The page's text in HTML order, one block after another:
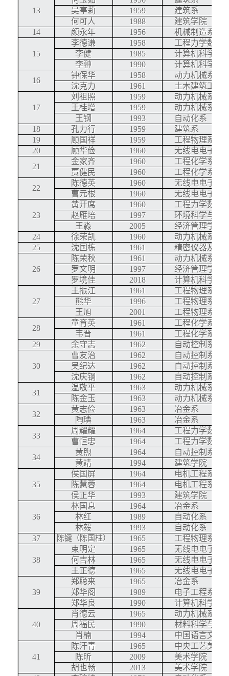
13
吴亭莉
1959
建筑系
何可人
1988
建筑学院
14
颜永年 1956 机械制造系
15
李德谦 1958
工程力学数学
李健
1985
计算机科学与
李翀
1990
计算机科学与
16
钟保华 1958
动力机械系
沈克力
1961 土木建筑工程
17
刘祖照 1959
动力机械系
王桂增
1959
动力机械系
王钢
1993
自动化系
18
孔力行 1959
建筑系
19
顾国祥 1959
工程物理系
20
顾华俭 1960
无线电电子学
21
金家齐 1960
工程化学系
贾健民
1960
工程化学系
22
陈德英 1960
无线电电子学
曹元根
1960 无线电电子学
23
黄开席 1960
工程力学数学
赵雁培
1997
环境科学与工
王淼
2005
经济管理学院
24
徐荣凯 1960
动力机械系
25
沈国栋 1961 精密仪器及机
26
陈荣秋 1961
动力机械系
罗文明
1997
经济管理学院
罗境佳
2018 计算机科学与
27
王振江 1961
工程物理系
熊华
1996
工程物理系
王旭
2001
工程物理系
28
童育英 1961
工程化学系
韦晋
1961
工程化学系
29
余守志 1962 自动控制系
30
曹友治 1962
自动控制系
吴纪达
1962
自动控制系
沈庆钢
1962
自动控制系
31
温敬平 1963
动力机械系
陈金玉
1963
动力机械系
32
黄志俭 1963
冶金系
陶璘
1963
冶金系
33
周耀耀 1964
工程力学数学
曹恒忠
1964
工程力学数学
34
黄煦 1964
自动控制系
黄靖
1994 建筑学院
35
侯国屏 1964
电机工程系
陈慧蓉
1964
电机工程系
侯正华
1993 建筑学院
36
林国息 1964
冶金系
林红
1989
自动化系
林毅
1993
自动化系
37
陈键（陈国柱） 1965 工程物理系
38
束明定 1965
无线电电子学
何吉林
1965
无线电电子学
王正德
1965 无线电电子学
39
郑聪来 1965
冶金系
郑华阁
1989
电子工程系
郑华良
1990 计算机科学与
40
肖德云 1965
动力机械系
周福民
1990
材料科学与工
肖楠
1994 中国语言文学
41
陈汗青 1965
中央工艺美术
陈昕
2009
美术学院
胡也畅
2013
美术学院